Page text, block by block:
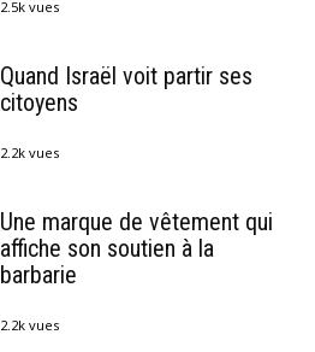
2.5k vues
Quand Israël voit partir ses
citoyens
2.2k vues
Une marque de vêtement qui
affiche son soutien à la
barbarie
2.2k vues